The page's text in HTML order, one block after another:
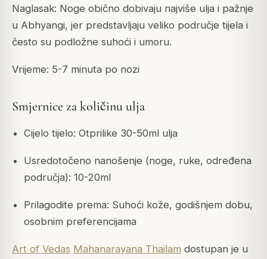
Naglasak: Noge obično dobivaju najviše ulja i pažnje
u Abhyangi, jer predstavljaju veliko područje tijela i
često su podložne suhoći i umoru.
Vrijeme: 5-7 minuta po nozi
Smjernice za količinu ulja
Cijelo tijelo: Otprilike 30-50ml ulja
Usredotočeno nanošenje (noge, ruke, određena
područja): 10-20ml
Prilagodite prema: Suhoći kože, godišnjem dobu,
osobnim preferencijama
Art of Vedas Mahanarayana Thailam dostupan je u